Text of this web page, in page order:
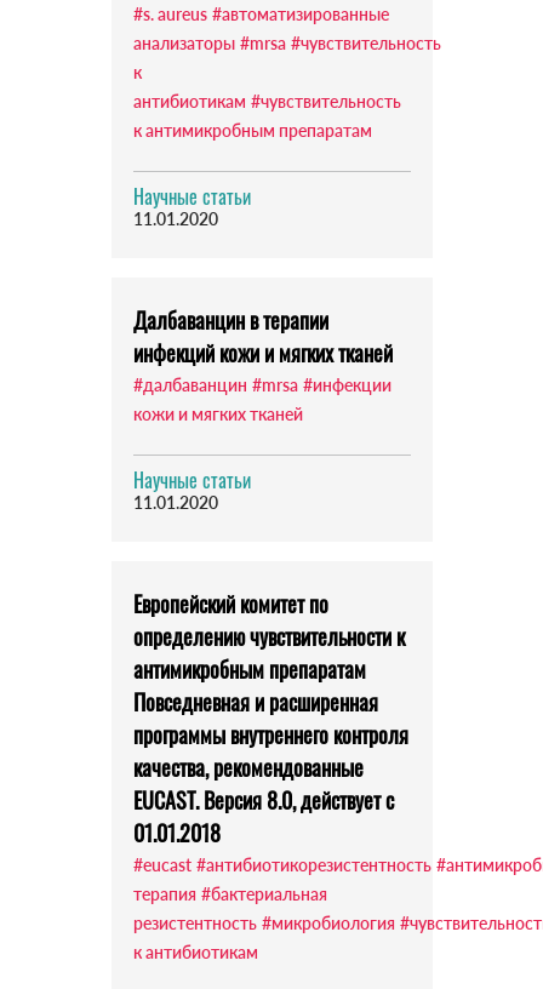
#s. aureus #автоматизированные
анализаторы #mrsa #чувствительность
к
антибиотикам #чувствительность
к антимикробным препаратам
Научные статьи
11.01.2020
Далбаванцин в терапии
инфекций кожи и мягких тканей
#далбаванцин #mrsa #инфекции
кожи и мягких тканей
Научные статьи
11.01.2020
Европейский комитет по
определению чувствительности к
антимикробным препаратам
Повседневная и расширенная
программы внутреннего контроля
качества, рекомендованные
EUCAST. Версия 8.0, действует с
01.01.2018
#eucast #антибиотикорезистентность
терапия #бактериальная
резистентность #микробиология
к антибиотикам